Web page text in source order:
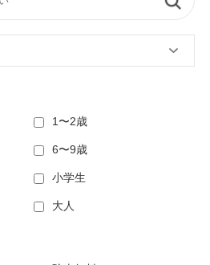
1〜2歳
6〜9歳
小学生
大人